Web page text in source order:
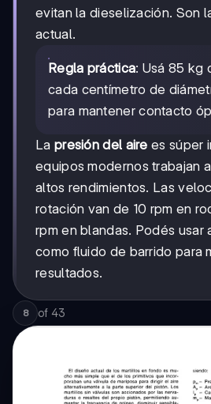
evitan la dieselización. Son
actual.
Regla práctica: Usá 85 kg
cada centímetro de
para mantener contacto
La presión del aire es súper
equipos modernos trabajan
altos rendimientos. Las
rotación van de 10 rpm en
rpm en blandas. Podés usar
como fluido de barrido para
resultados.
8 of 43